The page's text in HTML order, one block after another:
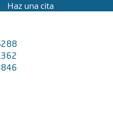
Haz una cita